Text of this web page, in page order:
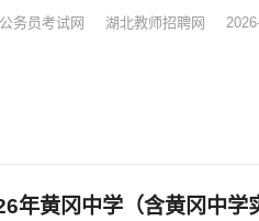
公务员考试网 湖北教师招聘网
年黄冈中学（含黄冈中学